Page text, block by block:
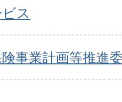
ス
事業計画等推進